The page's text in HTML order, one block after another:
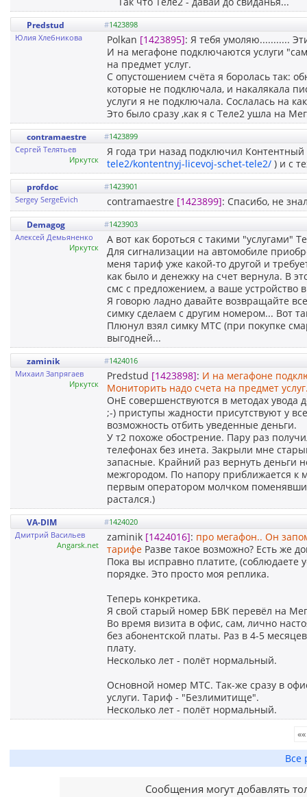
Predstud #1423898
Юлия Хлебникова
Polkan [1423895]: Я тебя умоляю...........
И на мегафоне подключаются услуги
на предмет услуг.
С опустошением счёта я боролась так:
которые не подключала, и накалякала
услуги я не подключала. Сослалась на
Это было сразу ,как я с Теле2 ушла на
contramaestre #1423899
Сергей Телятьев
Иркутск
Я года три назад подключил
tele2/kontentnyj-licevoj-schet-tele2/ ) и с
profdoc #1423901
Sergey SergeEvich
contramaestre [1423899]: Спасибо, не
Demagog #1423903
Алексей Демьяненко
Иркутск
А вот как бороться с такими "услугами"
Для сигнализации на автомобиле
меня тариф уже какой-то другой и
как было и денежку на счет вернула. В
смс с предложением, а ваше устройство
Я говорю ладно давайте возвращайте
симку сделаем с другим номером... Вот
Плюнул взял симку МТС (при покупке
выгодней...
zaminik #1424016
Михаил Запрягаев
Иркутск
Predstud [1423898]: И на мегафоне
Мониторить надо счета на предмет
ОнЕ совершенствуются в методах увода
;-) приступы жадности присутствуют у
возможность отбить уведенные деньги.
У т2 похоже обострение. Пару раз
телефонах без инета. Закрыли мне
запасные. Крайний раз вернуть деньги
межгородом. По напору приближается к
первым оператором молчком
растался.)
VA-DIM #1424020
Дмитрий Васильев
Angarsk.net
zaminik [1424016]: про мегафон.. Он
тарифе Разве такое возможно? Есть же
Пока вы исправно платите, (соблюдаете
порядке. Это просто моя реплика.
Теперь конкретика.
Я свой старый номер БВК перевёл на
Во время визита в офис, сам, лично
без абонентской платы. Раз в 4-5
плату.
Несколько лет - полёт нормальный.
Основной номер МТС. Так-же сразу в
услуги. Тариф - "Безлимитище".
Несколько лет - полёт нормальный.
««
Все
Сообщения могут добавлять